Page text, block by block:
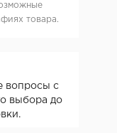
товара.
вопросы с
выбора до